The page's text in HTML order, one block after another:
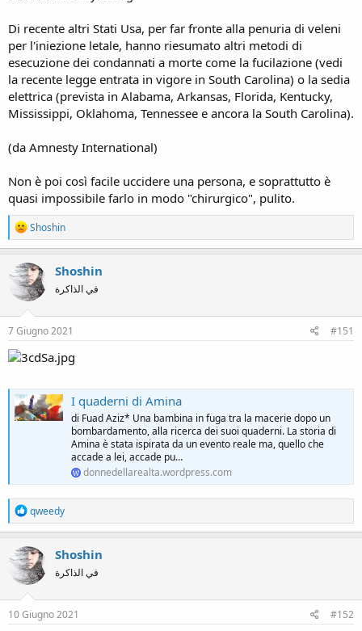
Di recente altri Stati Usa, per far fronte alla penuria di veleni
per l'iniezione letale, hanno riesumato altri metodi di
esecuzione dei condannati a morte come la fucilazione (vedi
la recente legge entrata in vigore in South Carolina) o la sedia
elettrica (prevista in Alabama, Arkansas, Florida, Kentucky,
Mississippi, Oklahoma, Tennessee e ancora la South Carolina).
(da Amnesty International)
Non è poi così facile uccidere una persona, e soprattutto è
quasi impossibile farlo in modo "chirurgico", pulito.
R
e
a
c
t
i
o
n
s
Shoshin
Shoshin
في الذاكرة
7 Giugno 2021 #151
I quaderni di Amina
di Fuad Aziz* Una bambina in fuga tra la macerie dopo un
bombardamento, alla ricerca dei suoi quaderni. La storia di
Amina è stata ispirata da un evento reale ma, quello che
accade a lei, accade pu…
donnedellarealta.wordpress.com
R
e
a
c
t
i
o
n
s
qweedy
Shoshin
في الذاكرة
10 Giugno 2021 #152